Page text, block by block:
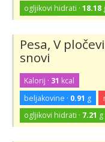
ogljikovi hidrati ·18.18
Pesa, V
snovi
Kalorij · 31 kcal
beljakovine · 0.91 g
ogljikovi hidrati · 7.21 g